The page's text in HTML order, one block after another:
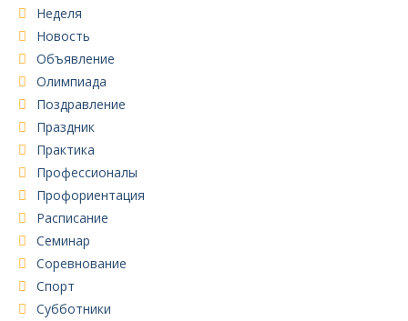
Неделя
Новость
Объявление
Олимпиада
Поздравление
Праздник
Практика
Профессионалы
Профориентация
Расписание
Семинар
Соревнование
Спорт
Субботники